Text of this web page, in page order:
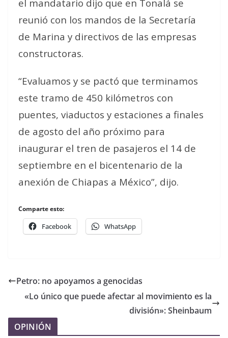
el mandatario dijo que en Tonalá se
reunió con los mandos de la Secretaría
de Marina y directivos de las empresas
constructoras.
“Evaluamos y se pactó que terminamos
este tramo de 450 kilómetros con
puentes, viaductos y estaciones a finales
de agosto del año próximo para
inaugurar el tren de pasajeros el 14 de
septiembre en el bicentenario de la
anexión de Chiapas a México”, dijo.
Comparte esto:
Facebook WhatsApp
Petro: no apoyamos a genocidas
«Lo único que puede afectar al movimiento es la
división»: Sheinbaum
OPINIÓN